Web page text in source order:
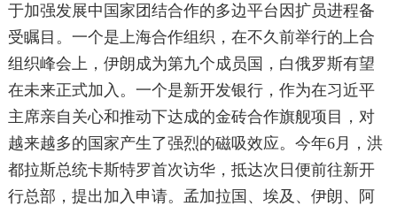
于加强发展中国家团结合作的多边平台因扩员进程备
受瞩目。一个是上海合作组织，在不久前举行的上合
组织峰会上，伊朗成为第九个成员国，白俄罗斯有望
在未来正式加入。一个是新开发银行，作为在习近平
主席亲自关心和推动下达成的金砖合作旗舰项目，对
越来越多的国家产生了强烈的磁吸效应。今年6月，洪
都拉斯总统卡斯特罗首次访华，抵达次日便前往新开
行总部，提出加入申请。孟加拉国、埃及、伊朗、阿